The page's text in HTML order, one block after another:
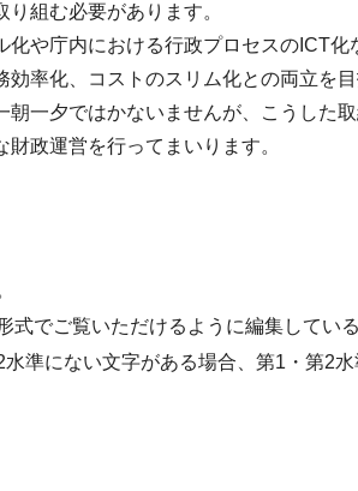
組む必要があります。
や庁内における行政プロセスのICT
率化、コストのスリム化との両立を目
一夕ではかないませんが、こうした
政運営を行ってまいります。
式でご覧いただけるように編集してい
準にない文字がある場合、第1・第2